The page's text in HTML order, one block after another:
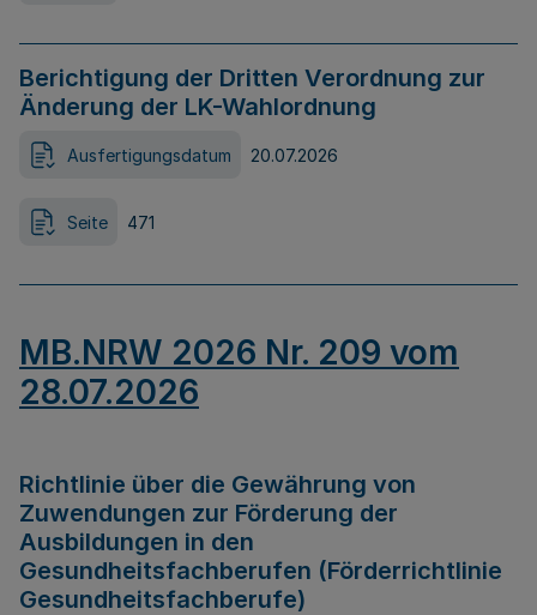
Berichtigung der Dritten Verordnung zur
Änderung der LK-Wahlordnung
Ausfertigungsdatum 20.07.2026
Seite 471
MB.NRW 2026 Nr. 209 vom
28.07.2026
Richtlinie über die Gewährung von
Zuwendungen zur Förderung der
Ausbildungen in den
Gesundheitsfachberufen (Förderrichtlinie
Gesundheitsfachberufe)